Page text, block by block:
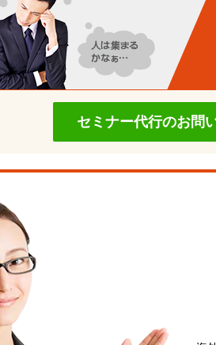
セミナー代行のお問